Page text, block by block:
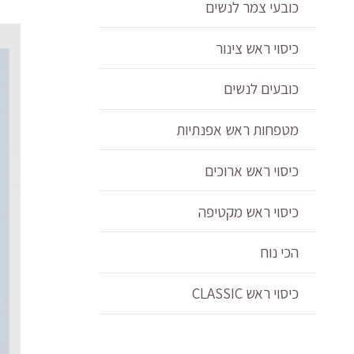
כובעי צמר לנשים
כיסוי ראש צינור
כובעים לנשים
מטפחות ראש אפנתיות
כיסוי ראש ארוכים
כיסוי ראש מקטיפה
הכי נוח
כיסוי ראש CLASSIC